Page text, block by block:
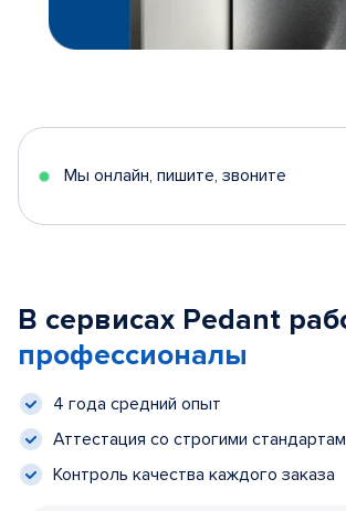
Мы онлайн, пишите, звоните
В сервисах Pedant
профессионалы
4 года средний опыт
Аттестация со строгими
Контроль качества каждого заказа